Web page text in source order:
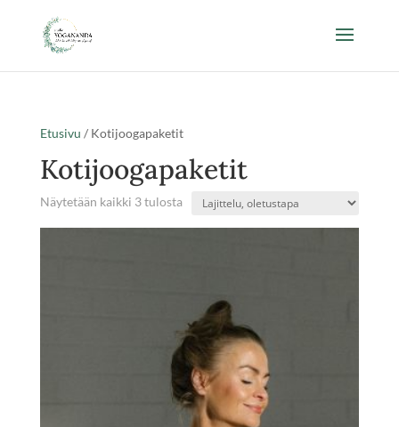
Etusivu / Kotijoogapaketit
Kotijoogapaketit
Näytetään kaikki 3 tulosta